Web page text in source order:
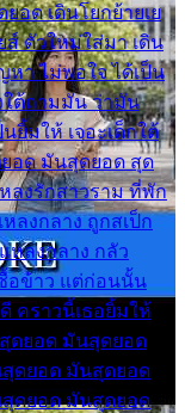
อด เดินโยกย้ายเย
ส์ ตัวใหม่ใส่มา เดิน
า ไม่พอใจ ได้เป็น
ใต้ถามมัน ว่ามัน
ยิ้มให้ เจอะเด็กใต้
อด มันสุดยอด สุด
ลงรักสาวราม ที่พัก
ลงกลาง ถูกสเป็ก
หลงกลาง กลัว
อข้าว แต่ก่อนนั้น
ดี คราวนี้เธอยิ้มให้
ดยอด มันสุดยอด
ดยอด มันสุดยอด
ดยอด มันสุดยอด